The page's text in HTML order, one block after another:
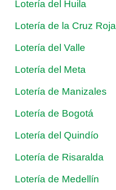
Lotería del Huila
Lotería de la Cruz Roja
Lotería del Valle
Lotería del Meta
Lotería de Manizales
Lotería de Bogotá
Lotería del Quindío
Lotería de Risaralda
Lotería de Medellín